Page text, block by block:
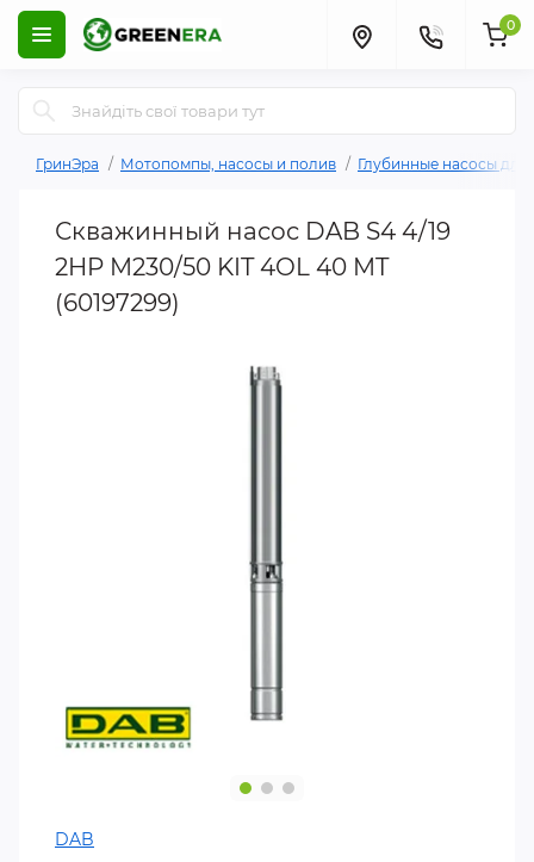
0
ГринЭра Мотопомпы, насосы и полив Глубинные насосы для
Скважинный насос DAB S4 4/19
2HP M230/50 KIT 4OL 40 MT
(60197299)
DAB